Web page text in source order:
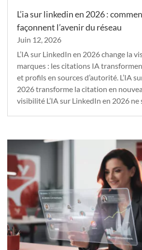
L’ia sur linkedin en 2026 :
façonnent l’avenir du réseau
Juin 12, 2026
L’IA sur LinkedIn en 2026 change la
marques : les citations IA
et profils en sources d’autorité. L’IA
2026 transforme la citation en
visibilité L’IA sur LinkedIn en 2026 ne